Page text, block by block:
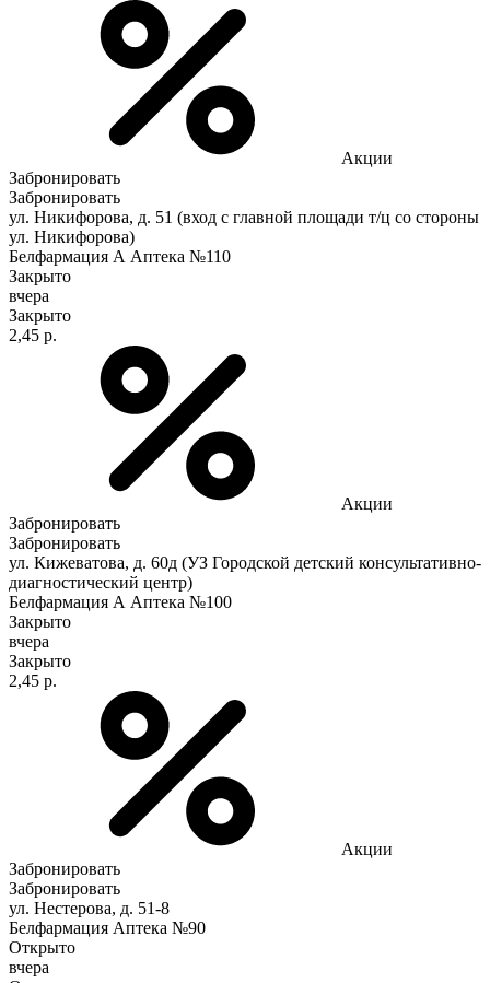
Акции
Забронировать
Забронировать
ул. Никифорова, д. 51 (вход с главной площади т/ц со стороны
ул. Никифорова)
Белфармация А Аптека №110
Закрыто
вчера
Закрыто
2,45 р.
Акции
Забронировать
Забронировать
ул. Кижеватова, д. 60д (УЗ Городской детский консультативно-
диагностический центр)
Белфармация А Аптека №100
Закрыто
вчера
Закрыто
2,45 р.
Акции
Забронировать
Забронировать
ул. Нестерова, д. 51-8
Белфармация Аптека №90
Открыто
вчера